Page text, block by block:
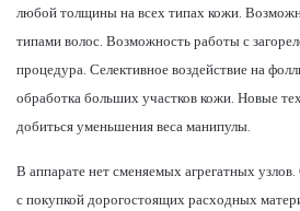
любой толщины на всех типах кожи.
типами волос. Возможность работы с
процедура. Селективное воздействие на
обработка больших участков кожи. Новые
добиться уменьшения веса манипулы.
В аппарате нет сменяемых агрегатных
с покупкой дорогостоящих расходных